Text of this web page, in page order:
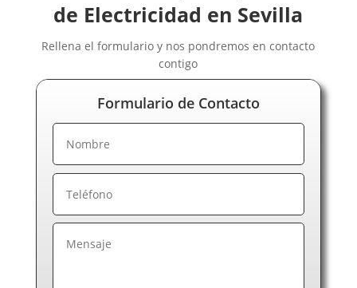
Electricistas Granada
Electricistas Guadalajara
Electricistas Huelva
Electricistas Jaén
Electricistas La Rioja
Electricistas Las Palmas de Gran Canaria
Electricistas León
Electricistas Lérida
Electricistas Lugo
Electricistas Madrid
Electricistas Murcia
de Electricidad en Sevilla
Rellena el formulario y nos pondremos en contacto
contigo
Formulario de Contacto